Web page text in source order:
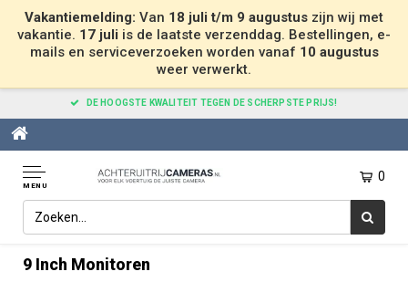
Vakantiemelding: Van 18 juli t/m 9 augustus zijn wij met
vakantie. 17 juli is de laatste verzenddag. Bestellingen, e-
mails en serviceverzoeken worden vanaf 10 augustus
weer verwerkt.
DE HOOGSTE KWALITEIT TEGEN DE SCHERPSTE PRIJS!
MENU
0
Home Achteruitrijcamera Monitoren 9 Inch Monitoren
9 Inch Monitoren